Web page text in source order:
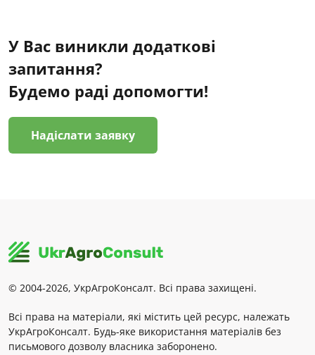
У Вас виникли додаткові
запитання?
Будемо раді допомогти!
Надіслати заявку
© 2004-2026, УкрАгроКонсалт. Всі права захищені.
Всі права на матеріали, які містить цей ресурс, належать
УкрАгроКонсалт. Будь-яке використання матеріалів без
письмового дозволу власника заборонено.